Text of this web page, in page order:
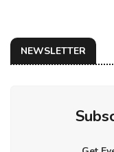
NEWSLETTER